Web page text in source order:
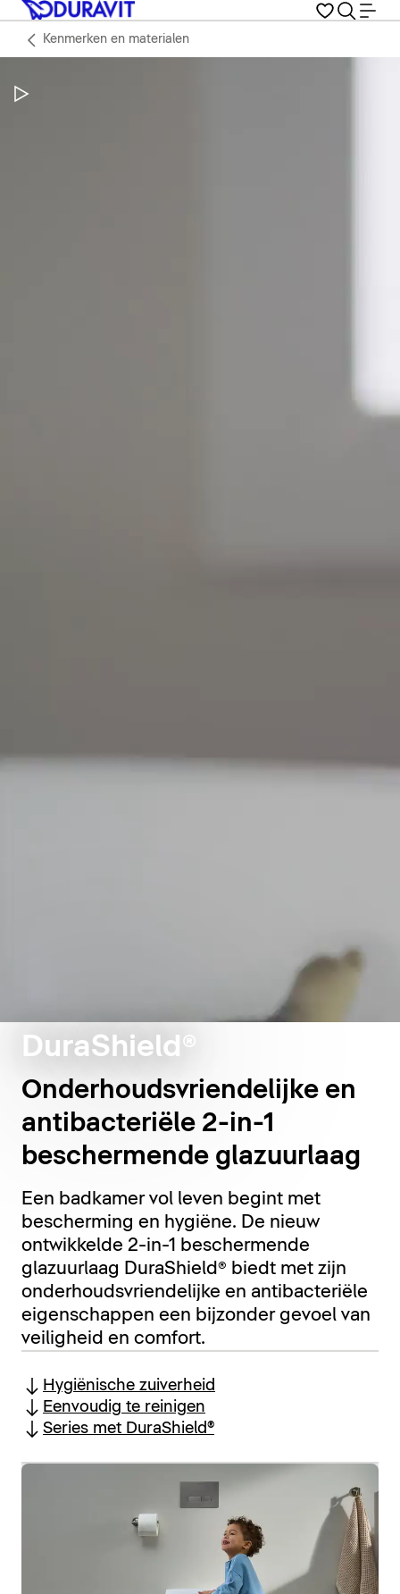
Kenmerken en materialen
Video pauzeren
DuraShield®
Onderhoudsvriendelijke en
antibacteriële 2-in-1
beschermende glazuurlaag
Een badkamer vol leven begint met
bescherming en hygiëne. De nieuw
ontwikkelde 2-in-1 beschermende
glazuurlaag DuraShield® biedt met zijn
onderhoudsvriendelijke en antibacteriële
eigenschappen een bijzonder gevoel van
veiligheid en comfort.
Hygiënische zuiverheid
Eenvoudig te reinigen
Series met DuraShield®